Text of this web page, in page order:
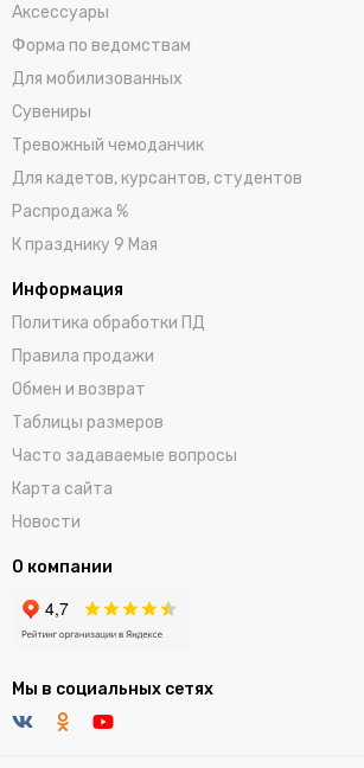
Аксессуары
Форма по ведомствам
Для мобилизованных
Сувениры
Тревожный чемоданчик
Для кадетов, курсантов, студентов
Распродажа %
К празднику 9 Мая
Информация
Политика обработки ПД
Правила продажи
Обмен и возврат
Таблицы размеров
Часто задаваемые вопросы
Карта сайта
Новости
О компании
Мы в социальных сетях